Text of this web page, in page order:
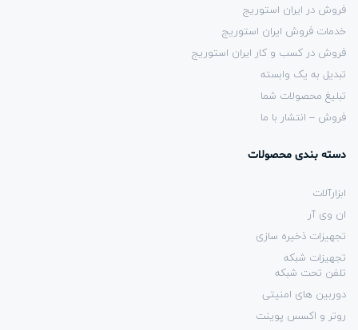
فروش در ایران استوریج
خدمات فروش ایران استوریج
فروش در کسب و کار ایران استوریج
تبدیل به یک وابسته
تبلیغ محصولات شما
فروش – انتشار با ما
دسته بندی محصولات
ابزارآلات
ان وی آر
تجهیزات ذخیره سازی
تجهیزات شبکه
تلفن تحت شبکه
دوربین های امنیتی
روتر و اکسس پوینت